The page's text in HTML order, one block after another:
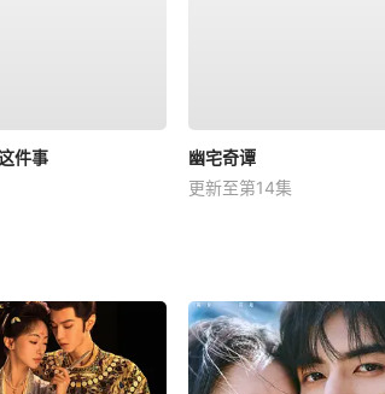
件事
幽宅奇谭
更新至第14集